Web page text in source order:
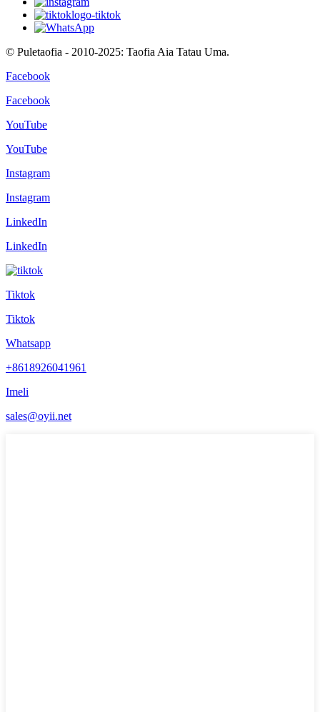
© Puletaofia - 2010-2025: Taofia Aia Tatau Uma.
Facebook
Facebook
YouTube
YouTube
Instagram
Instagram
LinkedIn
LinkedIn
Tiktok
Tiktok
Whatsapp
+8618926041961
Imeli
sales@oyii.net